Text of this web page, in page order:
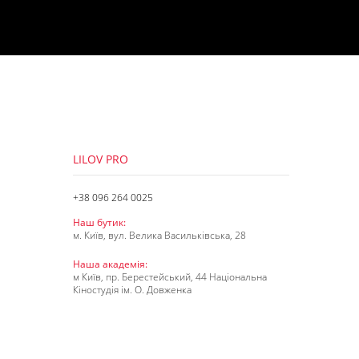
LILOV PRO
+38 096 264 0025
Наш бутик:
м. Київ, вул. Велика Васильківська, 28
Наша академія:
м Київ, пр. Берестейський, 44 Національна
Кіностудія ім. О. Довженка